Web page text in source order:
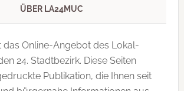
ÜBER LA24MUC
das Online-Angebot des Lokal-
24. Stadtbezirk. Diese Seiten
Publi­kation, die Ihnen seit